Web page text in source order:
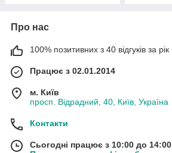
Про нас
100% позитивних з 40 відгуків за рік
Працює з 02.01.2014
м. Київ
просп. Відрадний, 40, Київ, Україна
Контакти
Сьогодні працює з 10:00 до 14:00